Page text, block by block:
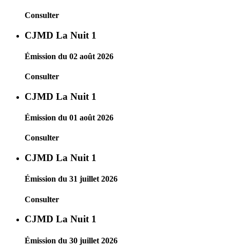
Consulter
CJMD La Nuit 1
Émission du 02 août 2026
Consulter
CJMD La Nuit 1
Émission du 01 août 2026
Consulter
CJMD La Nuit 1
Émission du 31 juillet 2026
Consulter
CJMD La Nuit 1
Émission du 30 juillet 2026